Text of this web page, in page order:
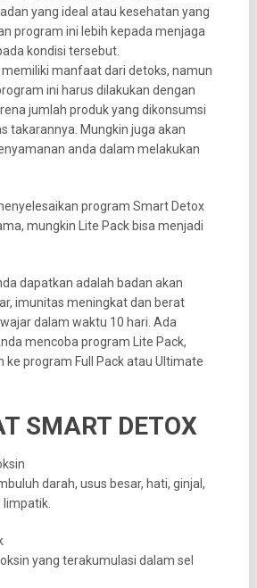
yang ideal atau kesehatan yang
program ini lebih kepada menjaga
kondisi tersebut.
manfaat dari detoks, namun
ini harus dilakukan dengan
jumlah produk yang dikonsumsi
takarannya. Mungkin juga akan
anda dalam melakukan
program Smart Detox
mungkin Lite Pack bisa menjadi
dapatkan adalah badan akan
imunitas meningkat dan berat
dalam waktu 10 hari. Ada
mencoba program Lite Pack,
ke program Full Pack atau Ultimate
SMART DETOX
darah, usus besar, hati, ginjal,
yang terakumulasi dalam sel